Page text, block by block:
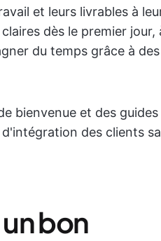
et leurs livrables à
dès le premier jour,
du temps grâce à des
bienvenue et des guides
des clients
bon